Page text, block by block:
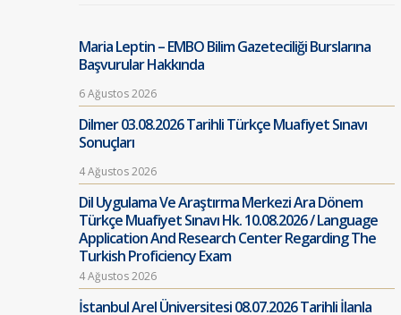
Maria Leptin – EMBO Bilim Gazeteciliği Burslarına
Başvurular Hakkında
6 Ağustos 2026
Dilmer 03.08.2026 Tarihli Türkçe Muafiyet Sınavı
Sonuçları
4 Ağustos 2026
Dil Uygulama Ve Araştırma Merkezi Ara Dönem
Türkçe Muafiyet Sınavı Hk. 10.08.2026 / Language
Application And Research Center Regarding The
Turkish Proficiency Exam
4 Ağustos 2026
İstanbul Arel Üniversitesi 08.07.2026 Tarihli İlanla